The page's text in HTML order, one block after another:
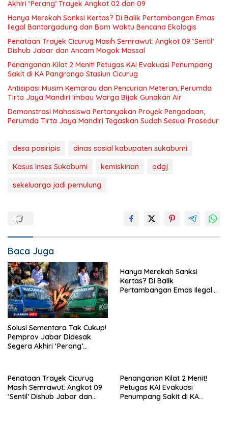
Akhiri ‘Perang’ Trayek Angkot 02 dan 09
Hanya Merekah Sanksi Kertas? Di Balik Pertambangan Emas
Ilegal Bantargadung dan Bom Waktu Bencana Ekologis
Penataan Trayek Cicurug Masih Semrawut: Angkot 09 ‘Sentil’
Dishub Jabar dan Ancam Mogok Massal
Penanganan Kilat 2 Menit! Petugas KAI Evakuasi Penumpang
Sakit di KA Pangrango Stasiun Cicurug
Antisipasi Musim Kemarau dan Pencurian Meteran, Perumda
Tirta Jaya Mandiri Imbau Warga Bijak Gunakan Air
Demonstrasi Mahasiswa Pertanyakan Proyek Pengadaan,
Perumda Tirta Jaya Mandiri Tegaskan Sudah Sesuai Prosedur
desa pasiripis
dinas sosial kabupaten sukabumi
Kasus Inses Sukabumi
kemiskinan
odgj
sekeluarga jadi pemulung
Baca Juga
Solusi Sementara Tak Cukup!
Pemprov Jabar Didesak
Segera Akhiri ‘Perang’
Hanya Merekah Sanksi
Kertas? Di Balik
Pertambangan Emas Ilegal
Penataan Trayek Cicurug
Masih Semrawut: Angkot 09
‘Sentil’ Dishub Jabar dan
Penanganan Kilat 2 Menit!
Petugas KAI Evakuasi
Penumpang Sakit di KA